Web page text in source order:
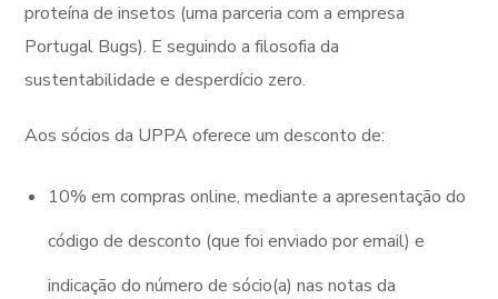
proteína de insetos (uma parceria com a empresa
Portugal Bugs). E seguindo a filosofia da
sustentabilidade e desperdício zero.
Aos sócios da UPPA oferece um desconto de:
10% em compras online, mediante a apresentação do
código de desconto (que foi enviado por email) e
indicação do número de sócio(a) nas notas da